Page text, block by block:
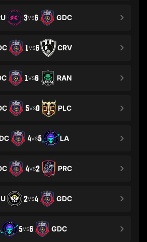
3VS6 GDC
1VS6 CRV
1VS6 RAN
5VS0 PLC
4VS5 LA
4VS2 PRC
2VS4 GDC
5VS6 GDC